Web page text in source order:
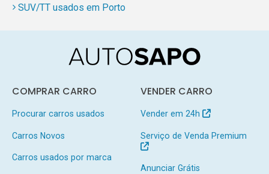
SUV/TT usados em Porto
COMPRAR CARRO
Procurar carros usados
Carros Novos
Carros usados por marca
VENDER CARRO
Vender em 24h
Serviço de Venda Premium
Anunciar Grátis